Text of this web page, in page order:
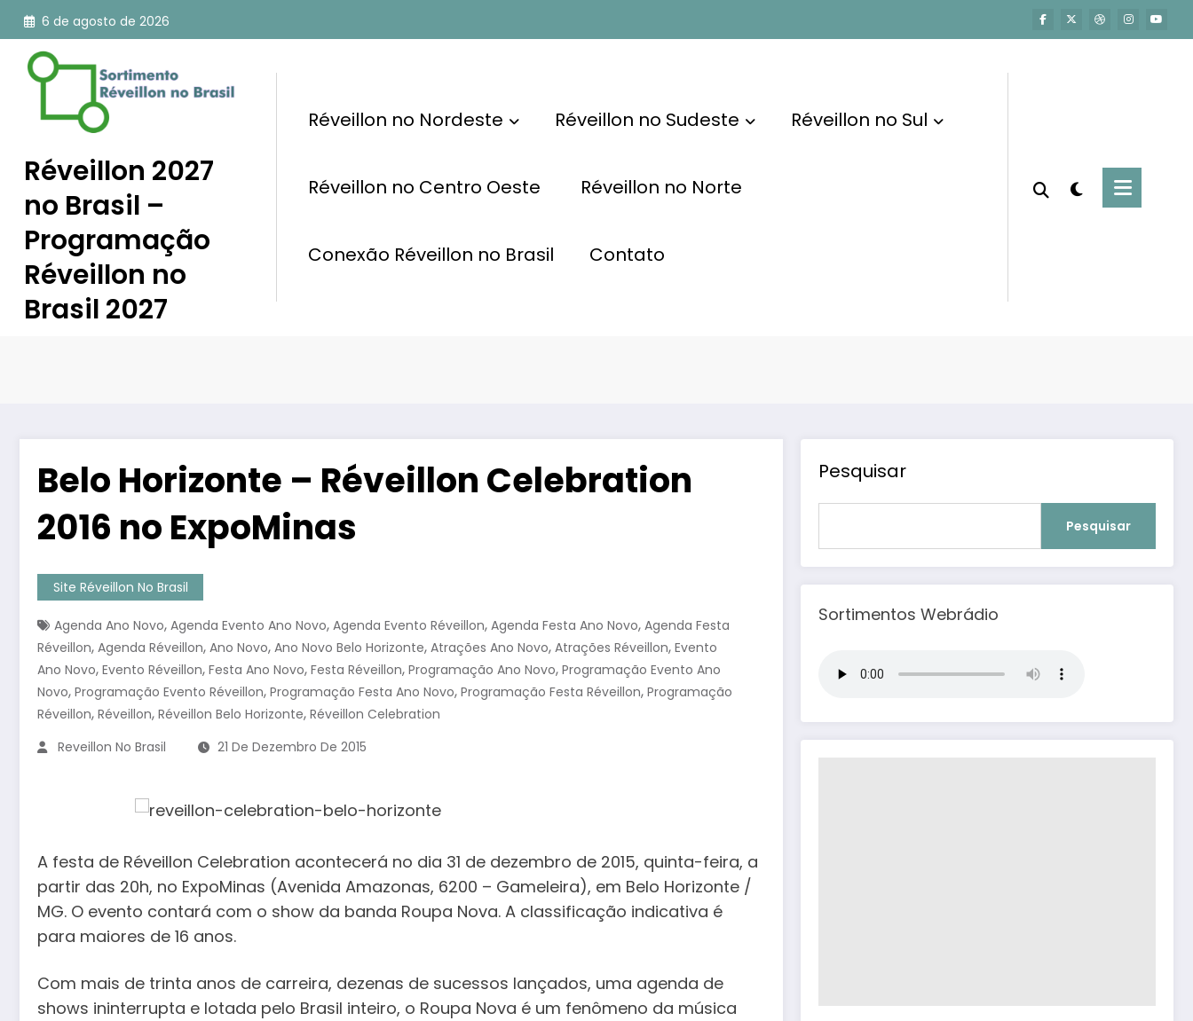
Pular
para
conteúdo
6 de agosto de 2026
Réveillon 2027
no Brasil –
Programação
Réveillon no
Brasil 2027
Réveillon no Nordeste Réveillon no Sudeste Réveillon no Sul
Réveillon no Centro Oeste Réveillon no Norte
Conexão Réveillon no Brasil Contato
Belo Horizonte – Réveillon Celebration
2016 no ExpoMinas
Site Réveillon No Brasil
Agenda Ano Novo, Agenda Evento Ano Novo, Agenda Evento Réveillon, Agenda Festa Ano Novo, Agenda Festa
Réveillon, Agenda Réveillon, Ano Novo, Ano Novo Belo Horizonte, Atrações Ano Novo, Atrações Réveillon, Evento
Ano Novo, Evento Réveillon, Festa Ano Novo, Festa Réveillon, Programação Ano Novo, Programação Evento Ano
Novo, Programação Evento Réveillon, Programação Festa Ano Novo, Programação Festa Réveillon, Programação
Réveillon, Réveillon, Réveillon Belo Horizonte, Réveillon Celebration
Reveillon No Brasil
21 De Dezembro De 2015
A festa de Réveillon Celebration acontecerá no dia 31 de dezembro de 2015, quinta-feira, a
partir das 20h, no ExpoMinas (Avenida Amazonas, 6200 – Gameleira), em Belo Horizonte /
MG. O evento contará com o show da banda Roupa Nova. A classificação indicativa é
para maiores de 16 anos.
Com mais de trinta anos de carreira, dezenas de sucessos lançados, uma agenda de
shows ininterrupta e lotada pelo Brasil inteiro, o Roupa Nova é um fenômeno da música
Pesquisar
Pesquisar
Sortimentos Webrádio